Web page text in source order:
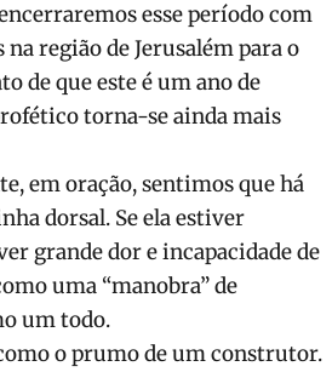
esse período com
região de Jerusalém para o
de que este é um ano de
torna-se ainda mais
em oração, sentimos que há
dorsal. Se ela estiver
grande dor e incapacidade de
uma “manobra” de
um todo.
o prumo de um construtor.